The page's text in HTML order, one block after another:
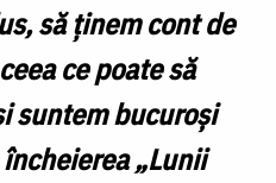
să ținem cont de
ce poate să
suntem bucuroși
„Lunii